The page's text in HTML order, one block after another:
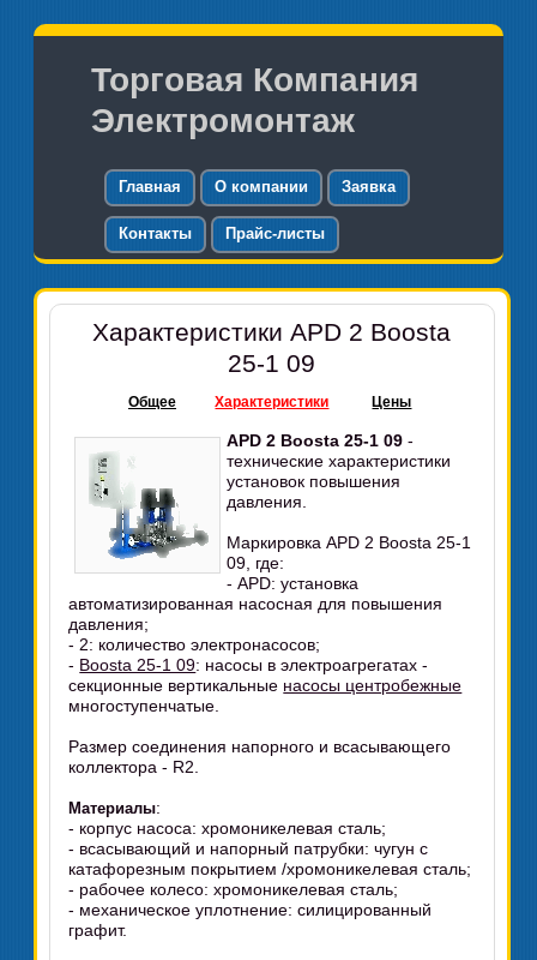
Торговая Компания
Электромонтаж
Главная О компании Заявка
Контакты Прайс-листы
Характеристики APD 2 Boosta
25-1 09
Общее Характеристики Цены
APD 2 Boosta 25-1 09 -
технические характеристики
установок повышения
давления.
Маркировка APD 2 Boosta 25-1
09, где:
- APD: установка
автоматизированная насосная для повышения
давления;
- 2: количество электронасосов;
- Boosta 25-1 09: насосы в электроагрегатах -
секционные вертикальные насосы центробежные
многоступенчатые.
Размер соединения напорного и всасывающего
коллектора - R2.
Материалы:
- корпус насоса: хромоникелевая сталь;
- всасывающий и напорный патрубки: чугун с
катафорезным покрытием /хромоникелевая сталь;
- рабочее колесо: хромоникелевая сталь;
- механическое уплотнение: силицированный
графит.